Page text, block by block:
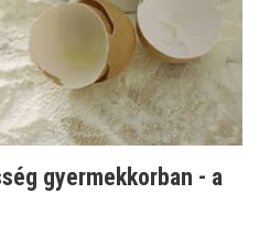
gyermekkorban - a